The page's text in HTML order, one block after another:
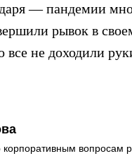
— пандемии
рывок в
все не доходили
вопросам